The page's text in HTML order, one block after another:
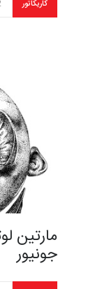
کاریکاتور 2
مارتین
جونیور